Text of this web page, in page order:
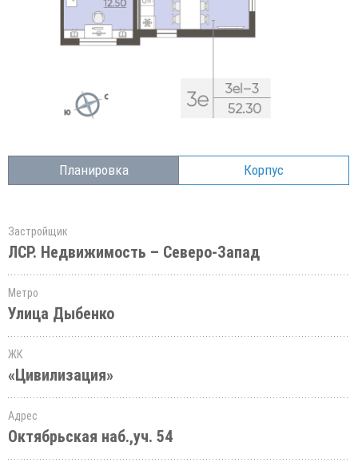
Планировка Корпус
Застройщик
ЛСР. Недвижимость – Северо-Запад
Метро
Улица Дыбенко
ЖК
«Цивилизация»
Адрес
Октябрьская наб.,уч. 54